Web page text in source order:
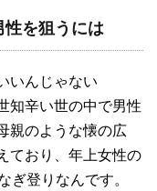
を狙うには
いんじゃない
知辛い世の中で男性
親のような懐の広
ており、年上女性の
ぎ登りなんです。